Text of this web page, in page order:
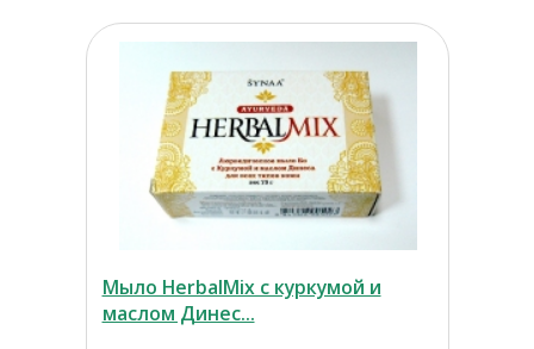
Мыло HerbalMix с куркумой и
маслом Динес...